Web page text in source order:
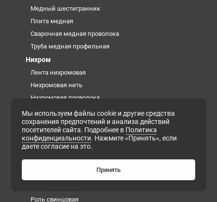
Медный шестигранник
Плита медная
Сварочная медная проволока
Труба медная профильная
Нихром
Лента нихромовая
Нихромовая нить
Нихромовая проволока
Нихромовые трубы
Нихромовый круг
Свинец
Анод свинцовый
Дробь свинцовая
Роль свинцовая
Мы используем файлы cookie и другие средства
сохранения предпочтений и анализа действий
посетителей сайта. Подробнее в Политика
конфиденциальности. Нажмите «Принять», если
даете согласие на это.
Принять